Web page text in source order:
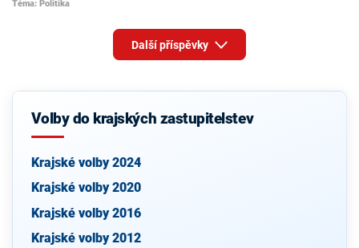
Téma: Politika
Další příspěvky
Volby do krajských zastupitelstev
Krajské volby 2024
Krajské volby 2020
Krajské volby 2016
Krajské volby 2012